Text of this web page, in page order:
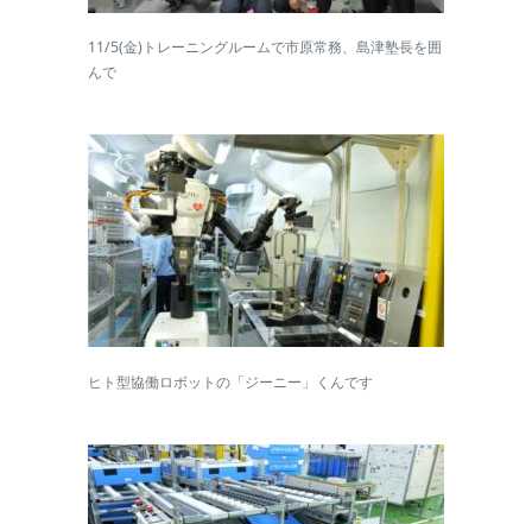
11/5(金)トレーニングルームで市原常務、島津塾長を囲
んで
ヒト型協働ロボットの「ジーニー」くんです